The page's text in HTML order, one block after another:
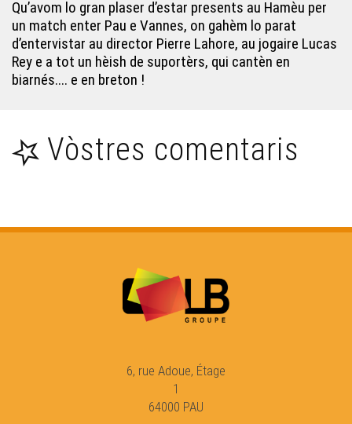
Hestiv'òc 2025 - Eveniments
L'Estivada de 2025 - Eveniments
La Felibrejada de Sarlat de 2025 - Eveniments
Les sifflantes - Eveniments
Qu’avom lo gran plaser d’estar presents au Hamèu per
un match enter Pau e Vannes, on gahèm lo parat
d’entervistar au director Pierre Lahore, au jogaire Lucas
Rey e a tot un hèish de suportèrs, qui cantèn en
biarnés.... e en breton !
Vòstres comentaris
6, rue Adoue, Étage
1
64000 PAU